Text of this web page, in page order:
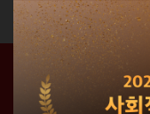
신간 · 과월호